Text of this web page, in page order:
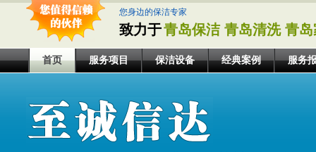
致力于青岛保洁 青岛清洗 青
您身边的保洁专家
首页 服务项目 保洁设备 经典案例 服务